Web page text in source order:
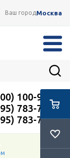
Ваш городМосква
100-91-12
783-72-87
783-72-87